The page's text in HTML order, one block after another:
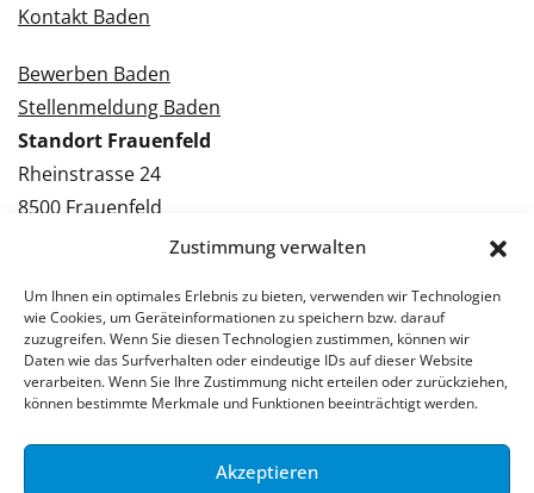
Zustimmung verwalten
Um Ihnen ein optimales Erlebnis zu bieten, verwenden wir Technologien
wie Cookies, um Geräteinformationen zu speichern bzw. darauf
zuzugreifen. Wenn Sie diesen Technologien zustimmen, können wir
Daten wie das Surfverhalten oder eindeutige IDs auf dieser Website
verarbeiten. Wenn Sie Ihre Zustimmung nicht erteilen oder zurückziehen,
können bestimmte Merkmale und Funktionen beeinträchtigt werden.
Akzeptieren
Kontakt Baden
Bewerben Baden
Stellenmeldung Baden
Standort Frauenfeld
Rheinstrasse 24
8500 Frauenfeld
Tel.: 052 224 09 09
Bewerben Frauenfeld
Stellenmeldung Frauenfeld
© 2026 Stellenpartner AG